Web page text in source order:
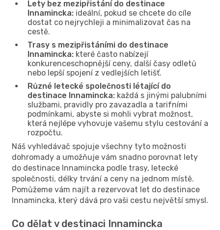
Lety bez mezipřistání do destinace
Innamincka: ideální, pokud se chcete do cíle
dostat co nejrychleji a minimalizovat čas na
cestě.
Trasy s mezipřistáními do destinace
Innamincka: které často nabízejí
konkurenceschopnější ceny, další časy odletů
nebo lepší spojení z vedlejších letišť.
Různé letecké společnosti létající do
destinace Innamincka: každá s jinými palubními
službami, pravidly pro zavazadla a tarifními
podmínkami, abyste si mohli vybrat možnost,
která nejlépe vyhovuje vašemu stylu cestování a
rozpočtu.
Náš vyhledávač spojuje všechny tyto možnosti
dohromady a umožňuje vám snadno porovnat lety
do destinace Innamincka podle trasy, letecké
společnosti, délky trvání a ceny na jednom místě.
Pomůžeme vám najít a rezervovat let do destinace
Innamincka, který dává pro vaši cestu největší smysl.
Co dělat v destinaci Innamincka